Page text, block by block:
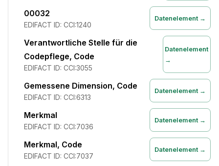
00032
EDIFACT ID: CCI:1240
Datenelement →
Verantwortliche Stelle für die
Codepflege, Code
EDIFACT ID: CCI:3055
Datenelement
→
Gemessene Dimension, Code
EDIFACT ID: CCI:6313
Datenelement →
Merkmal
EDIFACT ID: CCI:7036
Datenelement →
Merkmal, Code
EDIFACT ID: CCI:7037
Datenelement →